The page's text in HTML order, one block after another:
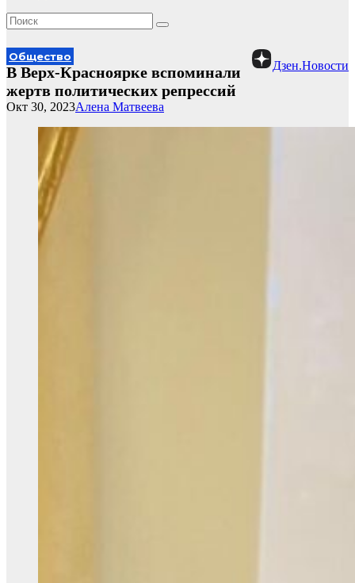
Дзен.Новости
Общество
В Верх-Красноярке вспоминали
жертв политических репрессий
Алена Матвеева
Окт 30, 2023